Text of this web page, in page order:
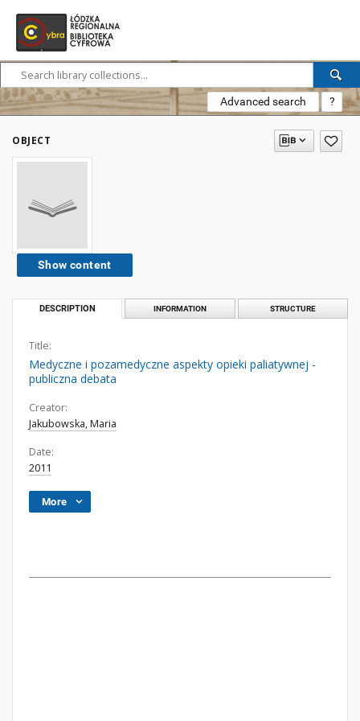
Advanced search ?
OBJECT
Show content
DESCRIPTION INFORMATION STRUCTURE
Title:
Medyczne i pozamedyczne aspekty opieki paliatywnej -
publiczna debata
Creator:
Jakubowska, Maria
Date:
2011
More